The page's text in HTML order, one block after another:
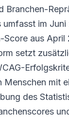
Branchen-
im
aus
setzt
mit
des